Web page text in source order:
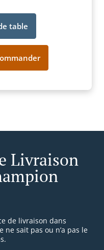
table
Livraison
de livraison dans
ne sait pas ou n’a pas le